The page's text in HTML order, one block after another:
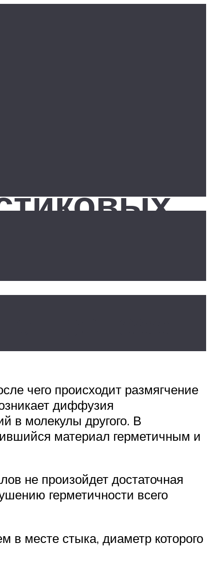
процесс
чего происходит размягчение
диффузия
в молекулы другого. В
материал герметичным и
не произойдет достаточная
герметичности всего
в месте стыка, диаметр которого